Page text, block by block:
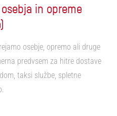
in opreme
osebje, opremo ali druge
predvsem za hitre dostave
taksi službe, spletne